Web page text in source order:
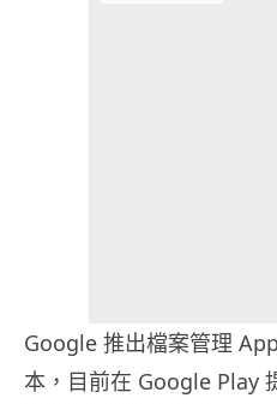
Google 推出檔案管理
本，目前在 Google Play